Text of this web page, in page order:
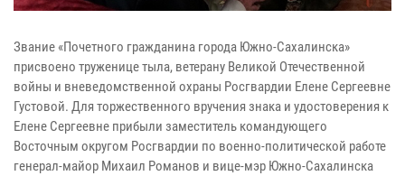
Звание «Почетного гражданина города Южно-Сахалинска»
присвоено труженице тыла, ветерану Великой Отечественной
войны и вневедомственной охраны Росгвардии Елене Сергеевне
Густовой. Для торжественного вручения знака и удостоверения к
Елене Сергеевне прибыли заместитель командующего
Восточным округом Росгвардии по военно-политической работе
генерал-майор Михаил Романов и вице-мэр Южно-Сахалинска